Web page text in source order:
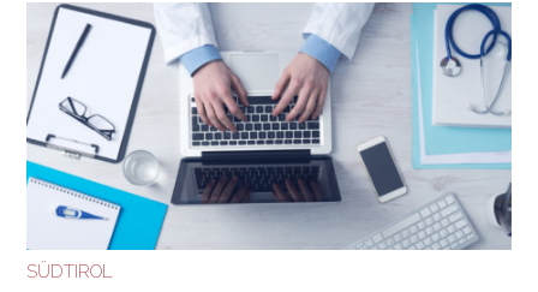
SÜDTIROL